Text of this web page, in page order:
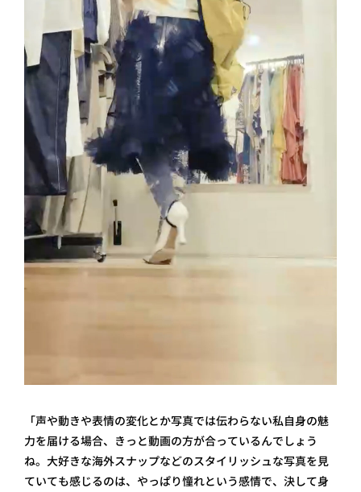
「声や動きや表情の変化とか写真では伝わらない私自身の魅
力を届ける場合、きっと動画の方が合っているんでしょう
ね。大好きな海外スナップなどのスタイリッシュな写真を見
ていても感じるのは、やっぱり憧れという感情で、決して身